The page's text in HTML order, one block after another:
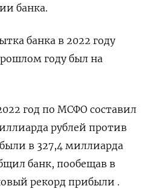
банка.
банка в 2022 году
году был на
год по МСФО составил
рублей против
в 327,4 миллиарда
банк, пообещав в
рекорд прибыли .